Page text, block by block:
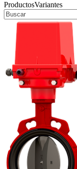
ProductosVariantes